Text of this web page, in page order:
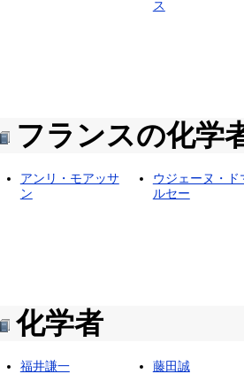
ス
フランスの化学
アンリ・モアッサ
ン
ウジェーヌ・ド
ルセー
化学者
福井謙一 藤田誠